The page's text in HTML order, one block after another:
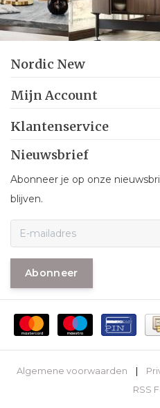
Nordic New
Mijn Account
Klantenservice
Nieuwsbrief
Abonneer je op onze
blijven.
Abonneer
Algemene voorwaarden
RSS